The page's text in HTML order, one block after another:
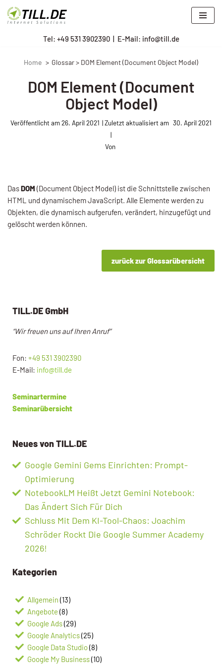
Zum
Tel: +49 531 3902390| E-Mail: info@till.de
Home Glossar > DOM Element (Document Object Model)
DOM Element (Document
Object Model)
Veröffentlicht am26. April 2021 30. April 2021
Von
DasDOM (Document Object Model) ist die Schnittstelle zwischen
HTML und dynamischem JavaScript. Alle Elemente werden zu
Objekten, die dynamisch aufgerufen, verändert, hinzugefügt und
gelöscht werden können.
zurück zur Glossarübersicht
TILL.DE GmbH
“Wir freuen uns auf Ihren Anruf”
Fon: +49 531 3902390
E-Mail: info@till.de
Seminartermine
Seminarübersicht
Neues von TILL.DE
Google Gemini Gems Einrichten: Prompt-
Optimierung
NotebookLM Heißt Jetzt Gemini Notebook:
Das Ändert Sich Für Dich
Schluss Mit Dem KI-Tool-Chaos: Joachim
Schröder Rockt Die Google Summer Academy
2026!
Kategorien
Allgemein (13)
Angebote (8)
Google Ads(29)
Google Analytics(25)
Google Data Studio(8)
Google My Business(10)